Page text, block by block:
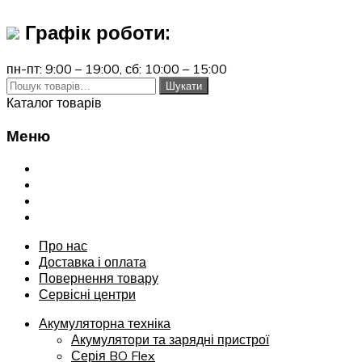
Графік роботи:
пн-пт: 9:00 – 19:00, сб: 10:00 – 15:00
Шукати:
Шукати
Каталог товарів
Меню
Переглянути
Про нас
Доставка і оплата
Повернення товару
Сервісні центри
Акумуляторна техніка
Акумулятори та зарядні пристрої
Серія BO Flex